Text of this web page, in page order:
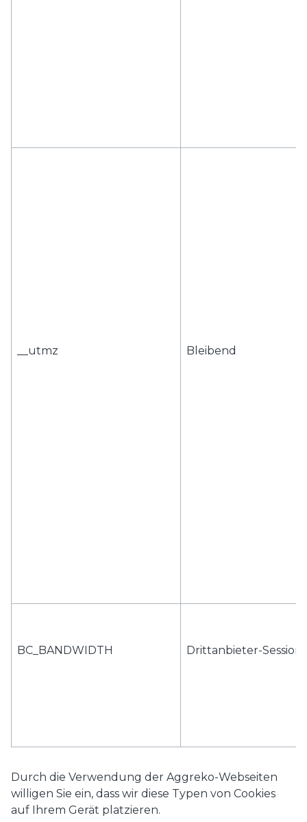
__utmz Bleibend
BC_BANDWIDTH Drittanbieter-Session
Durch die Verwendung der Aggreko-Webseiten
willigen Sie ein, dass wir diese Typen von Cookies
auf Ihrem Gerät platzieren.